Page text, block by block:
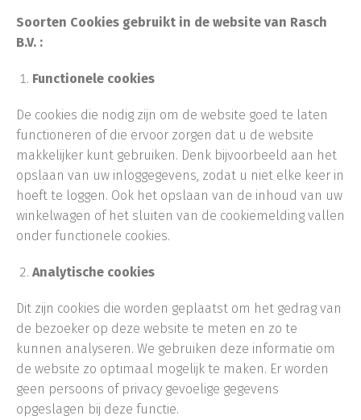
Soorten Cookies gebruikt in de website van Rasch
B.V. :
Functionele cookies
De cookies die nodig zijn om de website goed te laten
functioneren of die ervoor zorgen dat u de website
makkelijker kunt gebruiken. Denk bijvoorbeeld aan het
opslaan van uw inloggegevens, zodat u niet elke keer in
hoeft te loggen. Ook het opslaan van de inhoud van uw
winkelwagen of het sluiten van de cookiemelding vallen
onder functionele cookies.
Analytische cookies
Dit zijn cookies die worden geplaatst om het gedrag van
de bezoeker op deze website te meten en zo te
kunnen analyseren. We gebruiken deze informatie om
de website zo optimaal mogelijk te maken. Er worden
geen persoons of privacy gevoelige gegevens
opgeslagen bij deze functie.